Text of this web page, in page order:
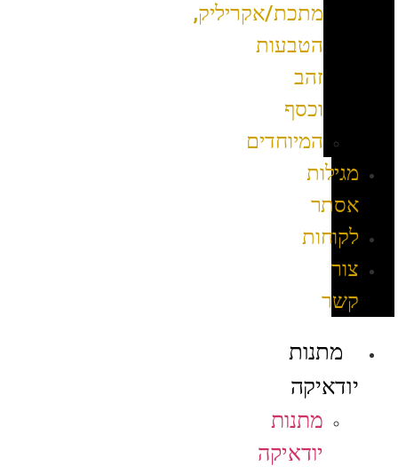
מתכת/אקריליק,
הטבעות
זהב
וכסף
המיוחדים
מגילות
אסתר
לקוחות
צור
קשר
מתנות
יודאיקה
מתנות
יודאיקה